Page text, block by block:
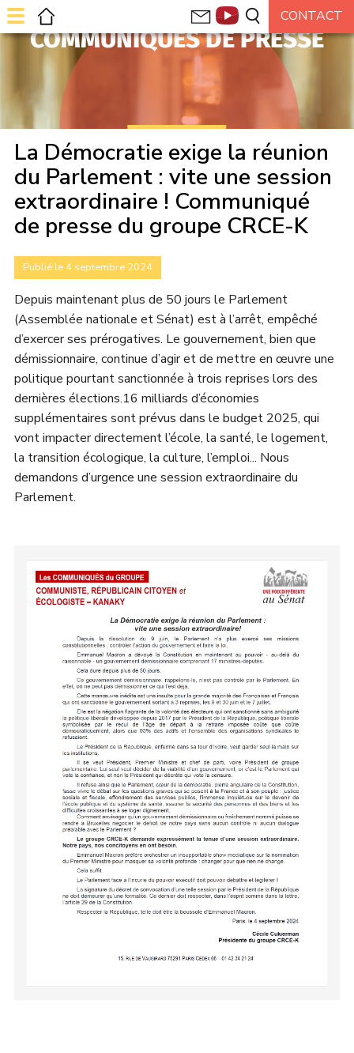
COMMUNIQUÉS DE PRESSE
La Démocratie exige la réunion
du Parlement : vite une session
extraordinaire ! Communiqué
de presse du groupe CRCE-K
Publié le 4 septembre 2024
Depuis maintenant plus de 50 jours le Parlement
(Assemblée nationale et Sénat) est à l’arrêt, empêché
d’exercer ses prérogatives. Le gouvernement, bien que
démissionnaire, continue d’agir et de mettre en œuvre une
politique pourtant sanctionnée à trois reprises lors des
dernières élections.16 milliards d’économies
supplémentaires sont prévus dans le budget 2025, qui
vont impacter directement l’école, la santé, le logement,
la transition écologique, la culture, l’emploi... Nous
demandons d’urgence une session extraordinaire du
Parlement.